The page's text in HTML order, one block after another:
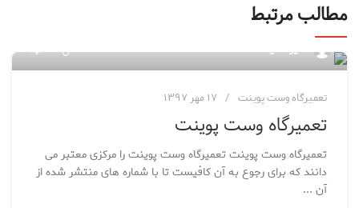
مطالب مرتبط
مدیر سایت
تعمیرگاه وست پوینت ۱۷ مهر ۱۳۹۷
تعمیرگاه وست پوینت
تعمیرگاه وست پوینت تعمیرگاه وست پوینت را مرکزی معتبر می
دانند که برای رجوع به آن کافیست تا با شماره های منتشر شده از
آن ...